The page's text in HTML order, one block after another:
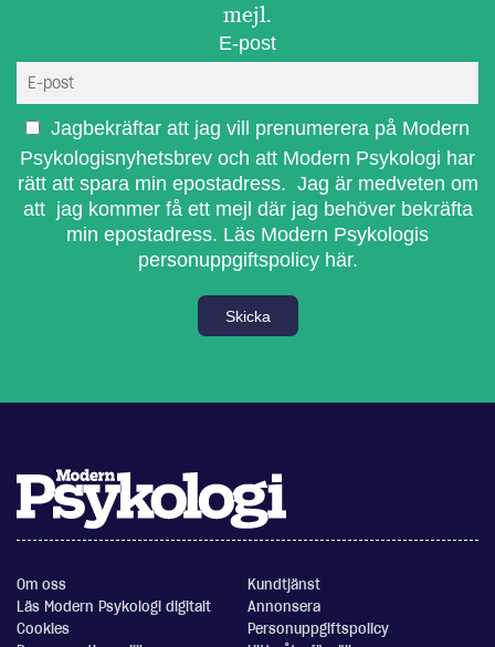
mejl.
E-post
Jagbekräftar att jag vill prenumerera på Modern
Psykologisnyhetsbrev och att Modern Psykologi har
rätt att spara min epostadress. Jag är medveten om
att jag kommer få ett mejl där jag behöver bekräfta
min epostadress. Läs Modern Psykologis
personuppgiftspolicy här.
Skicka
Om oss
Kundtjänst
Läs Modern Psykologi digitalt
Annonsera
Cookies
Personuppgiftspolicy